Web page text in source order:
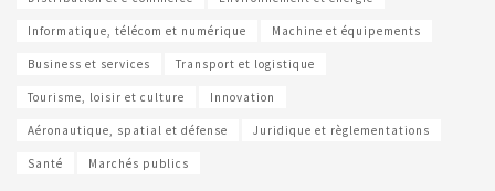
Informatique, télécom et numérique Machine et équipements
Business et services Transport et logistique
Tourisme, loisir et culture Innovation
Aéronautique, spatial et défense Juridique et règlementations
Santé Marchés publics